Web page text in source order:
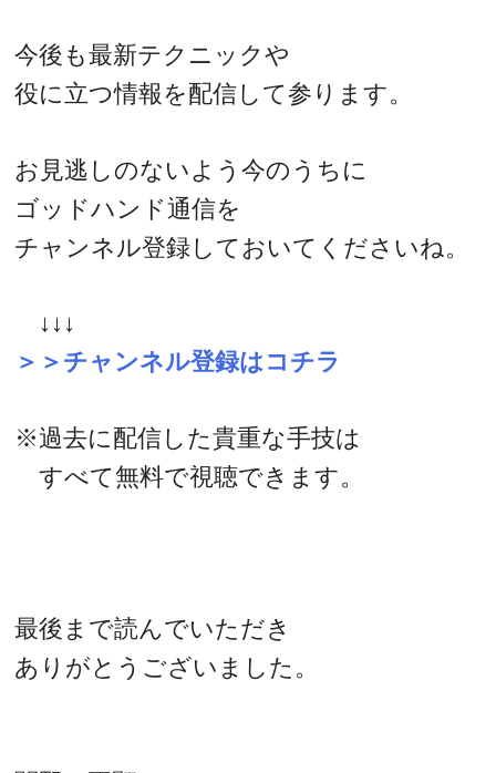
今後も最新テクニックや
役に立つ情報を配信して参ります。
お見逃しのないよう今のうちに
ゴッドハンド通信を
チャンネル登録しておいてくださいね。
↓↓↓
＞＞チャンネル登録はコチラ
※過去に配信した貴重な手技は
すべて無料で視聴できます。
最後まで読んでいただき
ありがとうございました。